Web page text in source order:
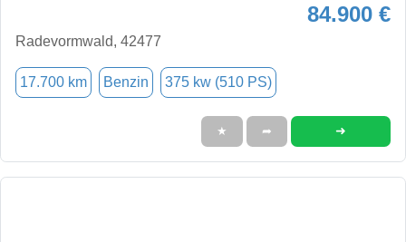
84.900 €
Radevormwald, 42477
17.700 km Benzin 375 kw (510 PS)
★ ➦ ➜